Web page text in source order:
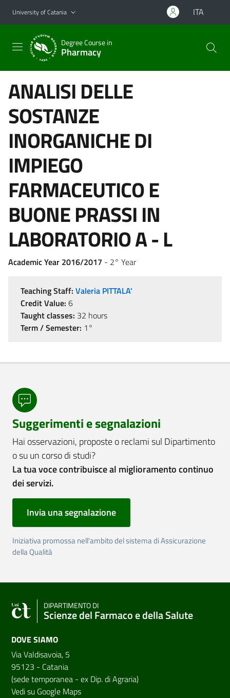
Go to main content
Go to navigation menu
University of Catania ITA
Degree Course in
Pharmacy
ANALISI DELLE
SOSTANZE
INORGANICHE DI
IMPIEGO
FARMACEUTICO E
BUONE PRASSI IN
LABORATORIO A - L
Academic Year 2016/2017 - 2° Year
Teaching Staff: Valeria PITTALA'
Credit Value: 6
Taught classes: 32 hours
Term / Semester: 1°
Suggerimenti e segnalazioni
Hai osservazioni, proposte o reclami sul Dipartimento
o su un corso di studi?
La tua voce contribuisce al miglioramento continuo
dei servizi.
Invia una segnalazione
Iniziativa promossa nell'ambito del sistema di Assicurazione
della Qualità
DIPARTIMENTO DI
Scienze del Farmaco e della Salute
DOVE SIAMO
Via Valdisavoia, 5
95123 - Catania
(sede temporanea - ex Dip. di Agraria)
Vedi su Google Maps